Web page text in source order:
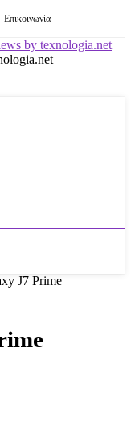
Επικοινωνία
J7 Prime